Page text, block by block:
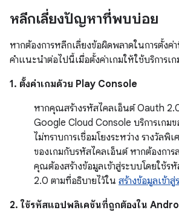
หลีกเลี่ยงปัญหาที่พบบ่อย
หากต้องการหลีกเลี่ยงข้อผิดพลาดในการตั้งค่
คำแนะนำต่อไปนี้เมื่อตั้งค่าเกมให้ใช้บริการเ
1. ตั้งค่าเกมด้วย Play Console
หากคุณสร้างรหัสไคลเอ็นต์ Oauth
Google Cloud Console บริการเกม
ไม่ทราบการเชื่อมโยงระหว่าง รางวัลพิ
ของเกมกับรหัสไคลเอ็นต์ หากต้องการ
คุณต้องสร้างข้อมูลเข้าสู่ระบบโดยใช้ร
2.0 ตามที่อธิบายไว้ใน สร้างข้อมูลเข้าสู่
2. ใช้รหัสแอปพลิเคชันที่ถูกต้องใน